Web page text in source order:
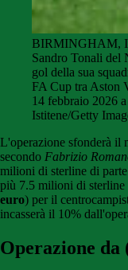
BIRMINGHAM,
Sandro Tonali del
gol della sua
FA Cup tra Aston
14 febbraio 2026
Istitene/Getty
L'operazione sfonderà il
secondo Fabrizio
milioni di sterline di
più 7.5 milioni di sterline
euro) per il
incasserà il 10%
Operazione da